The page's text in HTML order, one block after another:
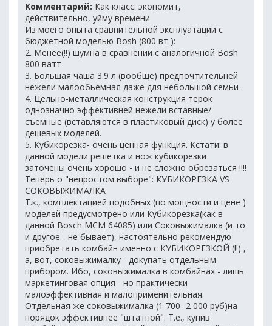
Комментарий: Как класс: экономит,
действительно, уйму времени
Из моего опыта сравнительной эксплуатации с
бюджетной моделью Bosh (800 вт ):
2. Менее(!!) шумна в сравнении с аналогичной Bosh
800 ватт
3. Большая чаша 3.9 л (вообще) предпочтительней
нежели малообьемная даже для небольшой семьи .
4. Цельно-металлическая конструкция терок
однозначно эффективней нежели вставные/
съемные (вставляются в пластиковый диск) у более
дешевых моделей.
5. Кубикорезка- очень ценная функция. Кстати: в
данной модели решетка и нож кубикорезки
заточены очень хорошо - и не сложно обрезаться !!!!
Теперь о "непростом выборе": КУБИКОРЕЗКА VS
СОКОВЫЖИМАЛКА
Т.к., комплектацией подобных (по мощности и цене )
моделей предусмотрено или Кубикорезка(как в
данной Bosch MCM 64085) или Соковыжималка (и то
и другое - не бывает), настоятельно рекомендую
приобретать комбайн именно с КУБИКОРЕЗКОЙ (!!) ,
а, вот, соковыжималку - докупать отдельным
прибором. Ибо, соковыжималка в комбайнах - лишь
маркетинговая опция - но практически
малоэффективная и малоприменительная.
Отдельная же соковыжималка (1 700 -2 000 руб)на
порядок эффективнее "штатной". Т.е., купив